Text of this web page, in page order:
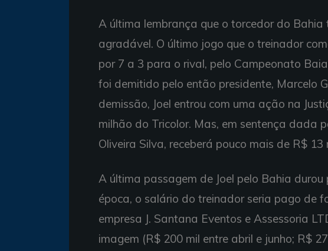
A última lembrança que o torcedor do
agradável. O último jogo que o treinador
por 7 a 3 para o rival, pelo Campeonato
foi demitido pelo então presidente, Marcelo
demissão, Joel entrou com uma ação na
milhão do Tricolor. Mas, em sentença dada
Oliveira Silva, receberá pouco mais de R$ 13
A última passagem de Joel pelo Bahia durou
época, o salário do treinador seria pago de
empresa J. Santana Eventos e Assessoria
imagem (R$ 200 mil entre abril e junho; R$